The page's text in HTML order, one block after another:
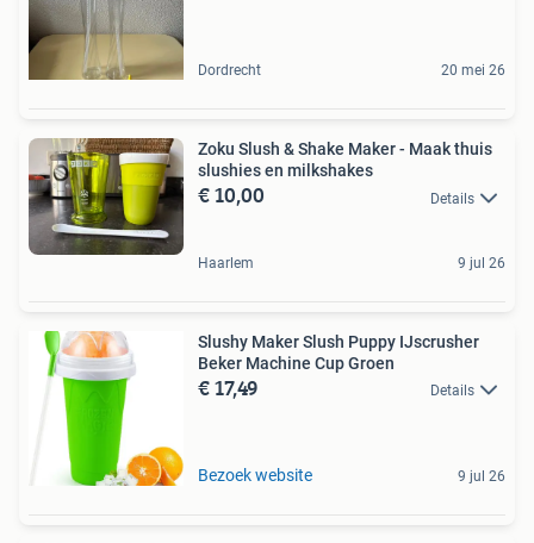
Dordrecht 20 mei 26
Zoku Slush & Shake Maker - Maak thuis
slushies en milkshakes
€ 10,00 Details
Haarlem 9 jul 26
Slushy Maker Slush Puppy IJscrusher
Beker Machine Cup Groen
€ 17,49 Details
Bezoek website 9 jul 26